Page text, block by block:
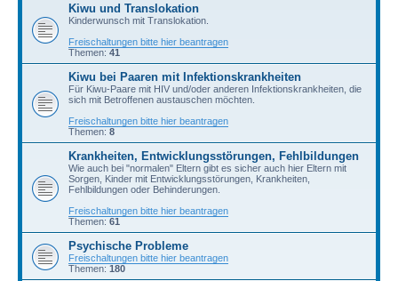
Kiwu und Translokation
Kinderwunsch mit Translokation.
Freischaltungen bitte hier beantragen
Themen: 41
Kiwu bei Paaren mit Infektionskrankheiten
Für Kiwu-Paare mit HIV und/oder anderen Infektionskrankheiten, die
sich mit Betroffenen austauschen möchten.
Freischaltungen bitte hier beantragen
Themen: 8
Krankheiten, Entwicklungsstörungen, Fehlbildungen
Wie auch bei "normalen" Eltern gibt es sicher auch hier Eltern mit
Sorgen, Kinder mit Entwicklungsstörungen, Krankheiten,
Fehlbildungen oder Behinderungen.
Freischaltungen bitte hier beantragen
Themen: 61
Psychische Probleme
Freischaltungen bitte hier beantragen
Themen: 180